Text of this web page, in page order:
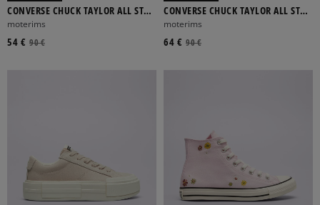
CONVERSE CHUCK TAYLOR ALL STAR
LIFT
moterims
90 €
54 €
CONVERSE CHUCK TAYLOR ALL STAR
LIFT
moterims
90 €
64 €